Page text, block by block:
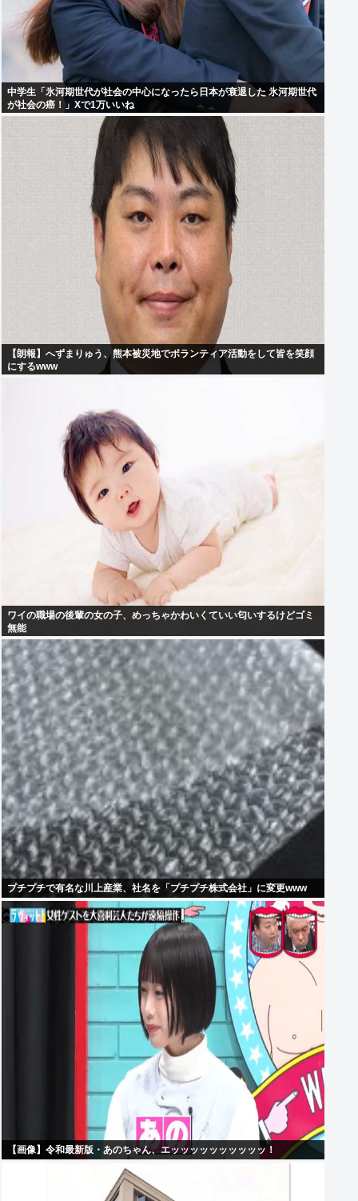
中学生「氷河期世代が社会の中心になったら日本が衰退した 氷河期世代
が社会の癌！」Xで1万いいね
【朗報】へずまりゅう、熊本被災地でボランティア活動をして皆を笑顔
にするwww
ワイの職場の後輩の女の子、めっちゃかわいくていい匂いするけどゴミ
無能
プチプチで有名な川上産業、社名を「プチプチ株式会社」に変更www
【画像】令和最新版・あのちゃん、エッッッッッッッッッッ！